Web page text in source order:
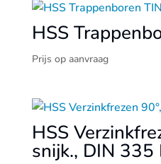
HSS
Prijs op aanvraag
HSS
snijk., DIN 335